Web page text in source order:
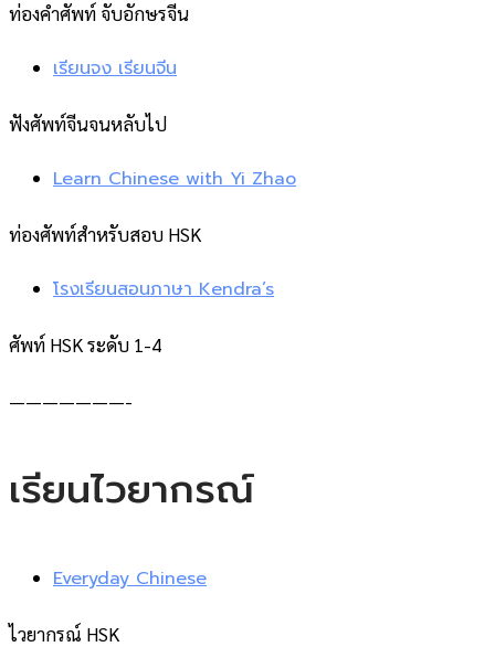
ท่องคำศัพท์ จับอักษรจีน
เรียนจง เรียนจีน
ฟังศัพท์จีนจนหลับไป
Learn Chinese with Yi Zhao
ท่องศัพท์สำหรับสอบ HSK
โรงเรียนสอนภาษา Kendra’s
ศัพท์ HSK ระดับ 1-4
———————-
เรียนไวยากรณ์
Everyday Chinese
ไวยากรณ์ HSK